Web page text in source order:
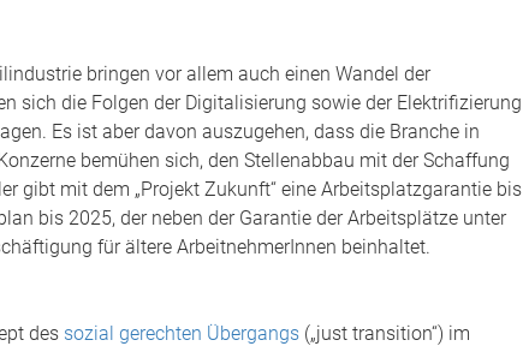
bringen vor allem auch einen Wandel der
sich die Folgen der Digitalisierung sowie der Elektrifizierung
Es ist aber davon auszugehen, dass die Branche in
bemühen sich, den Stellenabbau mit der Schaffung
gibt mit dem „Projekt Zukunft“ eine Arbeitsplatzgarantie bis
bis 2025, der neben der Garantie der Arbeitsplätze unter
für ältere ArbeitnehmerInnen beinhaltet.
des sozial gerechten Übergangs („just transition“) im